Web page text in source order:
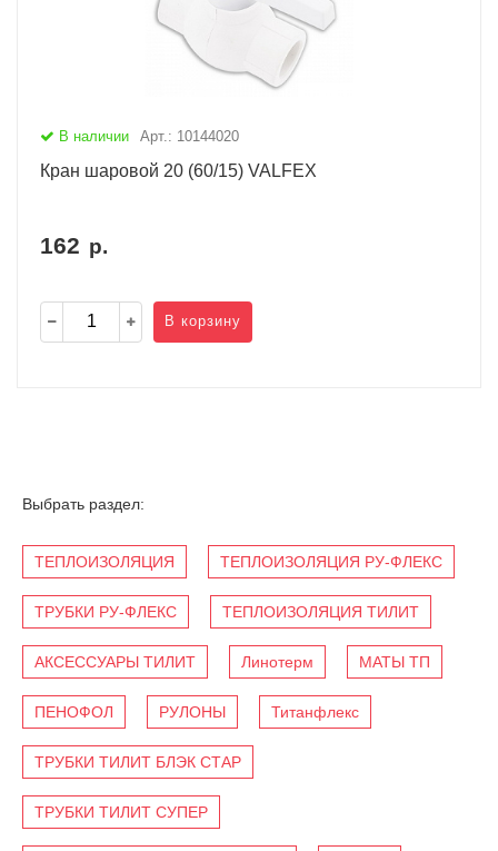
В наличии Арт.: 10144020
Кран шаровой 20 (60/15) VALFEX
162 р.
В корзину
Выбрать раздел:
ТЕПЛОИЗОЛЯЦИЯ ТЕПЛОИЗОЛЯЦИЯ РУ-ФЛЕКС
ТРУБКИ РУ-ФЛЕКС ТЕПЛОИЗОЛЯЦИЯ ТИЛИТ
АКСЕССУАРЫ ТИЛИТ Линотерм МАТЫ ТП
ПЕНОФОЛ РУЛОНЫ Титанфлекс
ТРУБКИ ТИЛИТ БЛЭК СТАР
ТРУБКИ ТИЛИТ СУПЕР